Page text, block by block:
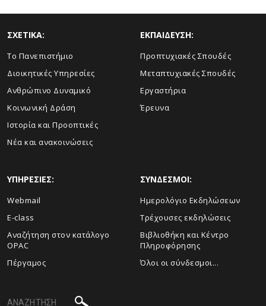
ΣΧΕΤΙΚΑ:
Το Πανεπιστήμιο
Διοικητικές Υπηρεσίες
Ανθρώπινο Δυναμικό
Κοινωνική Δράση
Ιστορία και Προοπτικές
Νέα και ανακοινώσεις
ΕΚΠΑΙΔΕΥΣΗ:
Προπτυχιακές Σπουδές
Μεταπτυχιακές Σπουδές
Εργαστήρια
Έρευνα
ΥΠΗΡΕΣΙΕΣ:
Webmail
E-class
Αναζήτηση στον κατάλογο
OPAC
Πέργαμος
ΣΥΝΔΕΣΜΟΙ:
Ημερολόγιο Εκδηλώσεων
Τρέχουσες εκδηλώσεις
Βιβλιοθήκη και Κέντρο
Πληροφόρησης
Όλοι οι σύνδεσμοι...